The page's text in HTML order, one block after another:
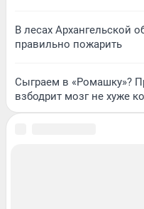
В лесах Архангельской
правильно пожарить
Сыграем в «Ромашку»?
взбодрит мозг не хуже